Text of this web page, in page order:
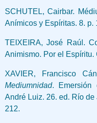
SCHUTEL, Cairbar.
Anímicos y Espíritas. 8. p.
TEIXEIRA, José Raúl.
Animismo. Por el
XAVIER, Francisco
Mediumnidad. Emersión
André Luiz. 26. ed. Río
212.